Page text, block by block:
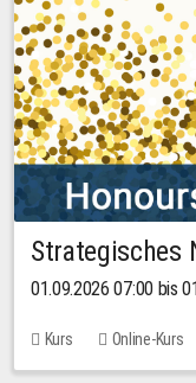
Strategisches
01.09.2026 07:00 bis
Kurs Online-Kurs